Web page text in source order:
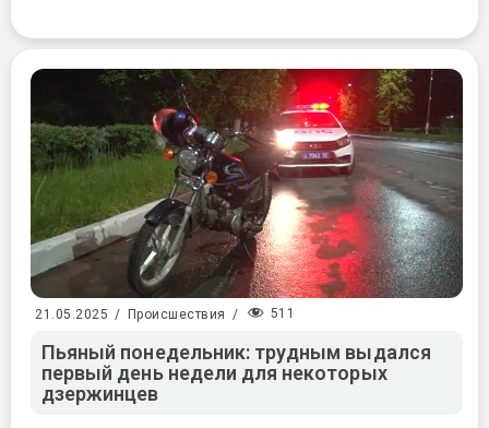
21.05.2025 / Происшествия / 511
Пьяный понедельник: трудным выдался
первый день недели для некоторых
дзержинцев